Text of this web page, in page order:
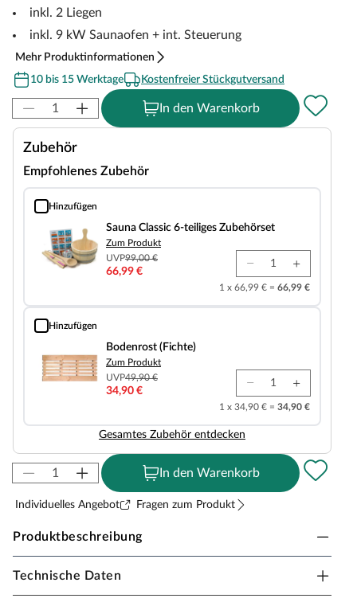
inkl. 2 Liegen
inkl. 9 kW Saunaofen + int. Steuerung
Mehr Produktinformationen
10 bis 15 Werktage
Kostenfreier Stückgutversand
In den Warenkorb
Zubehör
Empfohlenes Zubehör
Hinzufügen
Sauna Classic 6-teiliges Zubehörset
Sauna Classic 6-teiliges Zubehörset
Zum Produkt
UVP99,00 €
66,99 €
1 x 66,99 € = 66,99 €
Hinzufügen
Bodenrost (Fichte)
Bodenrost (Fichte)
Zum Produkt
UVP49,90 €
34,90 €
1 x 34,90 € = 34,90 €
Gesamtes Zubehör entdecken
In den Warenkorb
Individuelles Angebot Fragen zum Produkt
Produktbeschreibung
KARIBU WOODFEELING Innensauna Jutta in
Massivholzbauweise für 1-2 Personen
Technische Daten